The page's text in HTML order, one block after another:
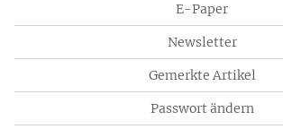
E-Paper
Newsletter
Gemerkte Artikel
Passwort ändern